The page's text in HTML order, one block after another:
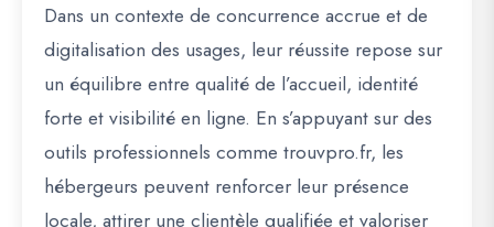
Dans un contexte de concurrence accrue et de
digitalisation des usages, leur réussite repose sur
un équilibre entre qualité de l’accueil, identité
forte et visibilité en ligne. En s’appuyant sur des
outils professionnels comme trouvpro.fr, les
hébergeurs peuvent renforcer leur présence
locale, attirer une clientèle qualifiée et valoriser